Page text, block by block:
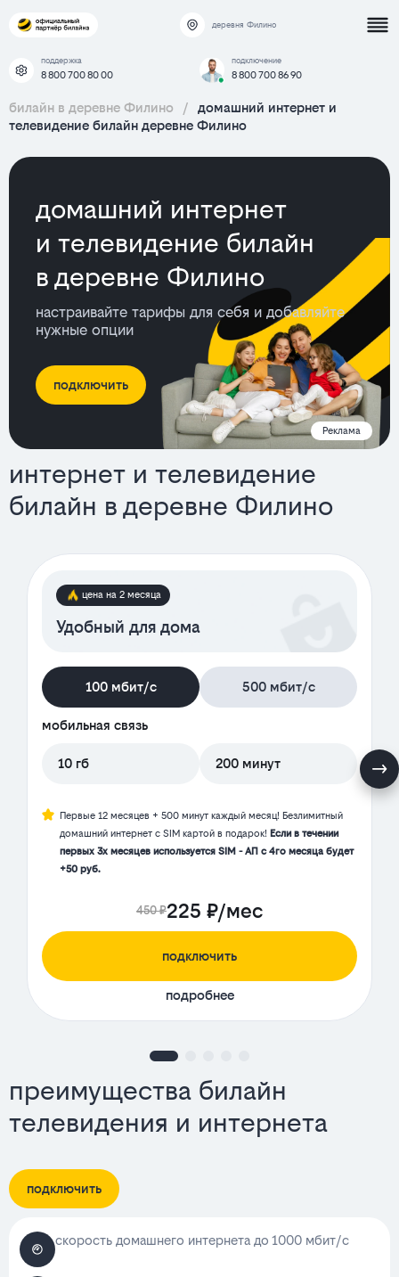
деревня Филино
поддержка
8 800 700 80 00
подключение
8 800 700 86 90
билайн в деревне Филино /
домашний интернет и
телевидение билайн деревне Филино
домашний интернет
и телевидение билайн
в деревне Филино
настраивайте тарифы для себя и добавляйте
нужные опции
подключить
Реклама
интернет и телевидение
билайн в деревне Филино
тарифы
цена на 2 месяца
Удобный для дома
100 мбит/с 500 мбит/с
мобильная связь
10 гб 200 минут
Первые 12 месяцев + 500 минут каждый месяц! Безлимитный
домашний интернет с SIM картой в подарок! Если в течении
первых 3х месяцев используется SIM - АП с 4го месяца будет
+50 руб.
450 ₽225 ₽/мес
подключить
подробнее
преимущества билайн
телевидения и интернета
подключить
скорость домашнего интернета до 1000 мбит/с